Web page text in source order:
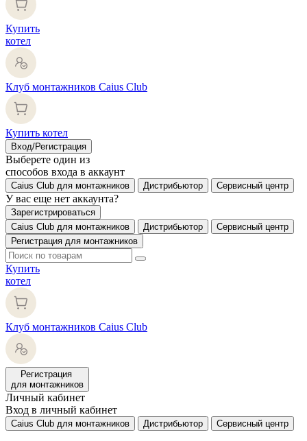
Купить
котел
Клуб монтажников Caius Club
Купить котел
Вход/Регистрация
Выберете один из
способов входа в аккаунт
Caius Club для монтажников Дистрибьютор Сервисный центр
У вас еще нет аккаунта?
Зарегистрироваться
Caius Club для монтажников
Дистрибьютор
Сервисный центр
Регистрация для монтажников
Купить
котел
Клуб монтажников Caius Club
Регистрация
для монтажников
Личный кабинет
Вход в личный кабинет
Caius Club для монтажников Дистрибьютор Сервисный центр